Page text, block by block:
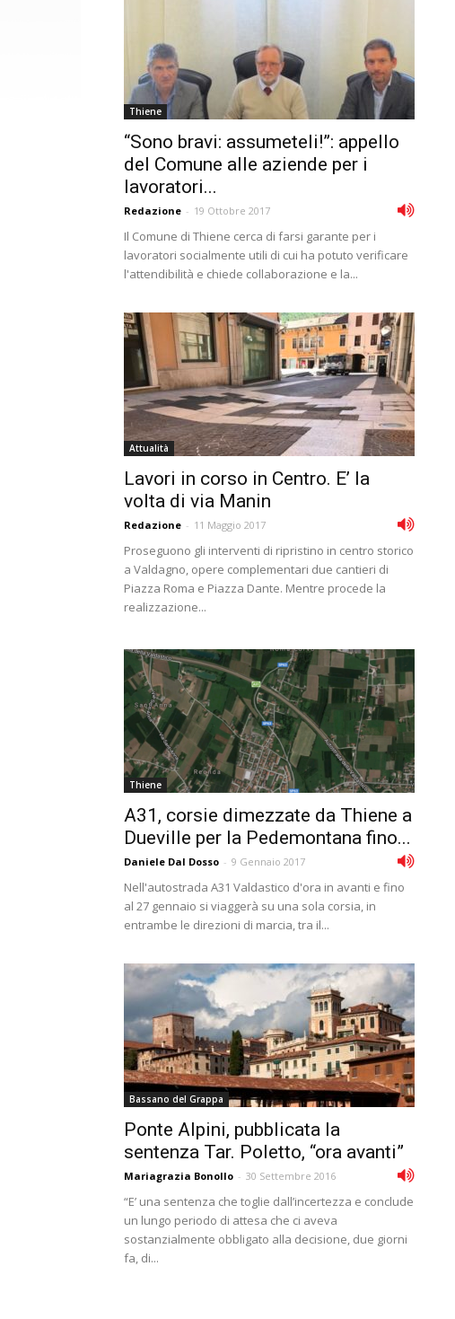
Thiene
“Sono bravi: assumeteli!”: appello
del Comune alle aziende per i
lavoratori...
Redazione - 19 Ottobre 2017
Il Comune di Thiene cerca di farsi garante per i
lavoratori socialmente utili di cui ha potuto verificare
l'attendibilità e chiede collaborazione e la...
Attualità
Lavori in corso in Centro. E’ la
volta di via Manin
Redazione - 11 Maggio 2017
Proseguono gli interventi di ripristino in centro storico
a Valdagno, opere complementari due cantieri di
Piazza Roma e Piazza Dante. Mentre procede la
realizzazione...
Thiene
A31, corsie dimezzate da Thiene a
Dueville per la Pedemontana fino...
Daniele Dal Dosso - 9 Gennaio 2017
Nell'autostrada A31 Valdastico d'ora in avanti e fino
al 27 gennaio si viaggerà su una sola corsia, in
entrambe le direzioni di marcia, tra il...
Bassano del Grappa
Ponte Alpini, pubblicata la
sentenza Tar. Poletto, “ora avanti”
Mariagrazia Bonollo - 30 Settembre 2016
“E’ una sentenza che toglie dall’incertezza e conclude
un lungo periodo di attesa che ci aveva
sostanzialmente obbligato alla decisione, due giorni
fa, di...